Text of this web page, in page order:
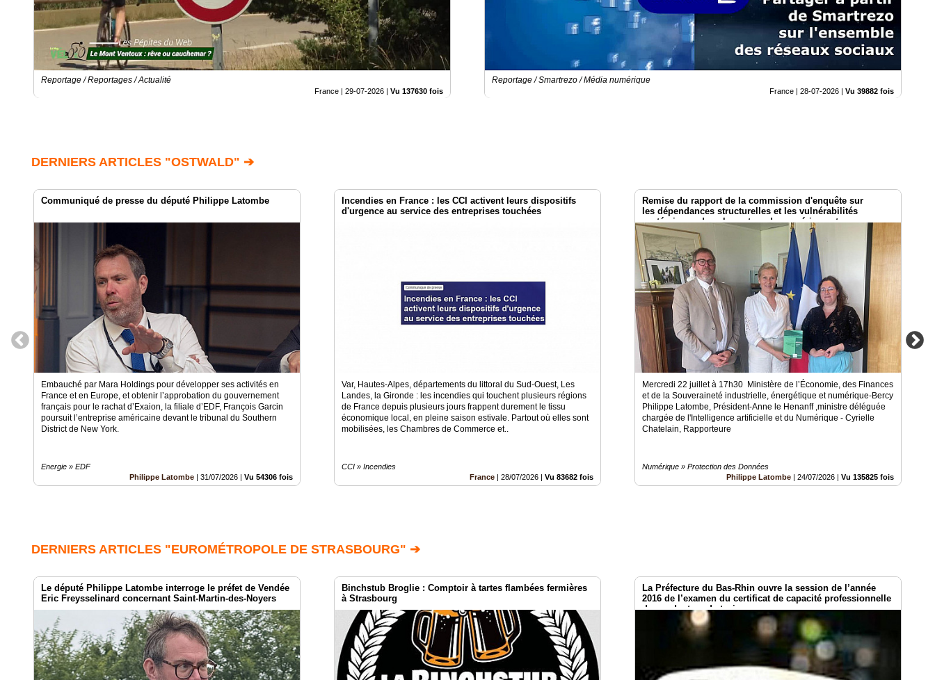
Reportage / Reportages / Actualité
France | 29-07-2026 | Vu 137630 fois
Reportage / Smartrezo / Média numérique
France | 28-07-2026 | Vu 39882 fois
DERNIERS ARTICLES "OSTWALD" ➔
Communiqué de presse du député Philippe Latombe
Embauché par Mara Holdings pour développer ses activités en
France et en Europe, et obtenir l’approbation du gouvernement
français pour le rachat d’Exaion, la filiale d’EDF, François Garcin
poursuit l’entreprise américaine devant le tribunal du Southern
District de New York.
Energie » EDF
Philippe Latombe | 31/07/2026 | Vu 54306 fois
Incendies en France : les CCI activent leurs dispositifs
d'urgence au service des entreprises touchées
Var, Hautes-Alpes, départements du littoral du Sud-Ouest, Les
Landes, la Gironde : les incendies qui touchent plusieurs régions
de France depuis plusieurs jours frappent durement le tissu
économique local, en pleine saison estivale. Partout où elles sont
mobilisées, les Chambres de Commerce et..
CCI » Incendies
France | 28/07/2026 | Vu 83682 fois
Remise du rapport de la commission d'enquête sur
les dépendances structurelles et les vulnérabilités
systémiques dans le secteur du numérique et
les risques pour l’indépendance de la France
Mercredi 22 juillet à 17h30 Ministère de l’Économie, des Finances
et de la Souveraineté industrielle, énergétique et numérique-Bercy
Philippe Latombe, Président-Anne le Henanff ,ministre déléguée
chargée de l'Intelligence artificielle et du Numérique - Cyrielle
Chatelain, Rapporteure
Numérique » Protection des Données
Philippe Latombe | 24/07/2026 | Vu 135825 fois
DERNIERS ARTICLES "EUROMÉTROPOLE DE STRASBOURG" ➔
Le député Philippe Latombe interroge le préfet de Vendée
Eric Freysselinard concernant Saint-Martin-des-Noyers
Binchstub Broglie : Comptoir à tartes flambées fermières
à Strasbourg
La Préfecture du Bas-Rhin ouvre la session de l’année
2016 de l’examen du certificat de capacité professionnelle
de conducteur de taxi.